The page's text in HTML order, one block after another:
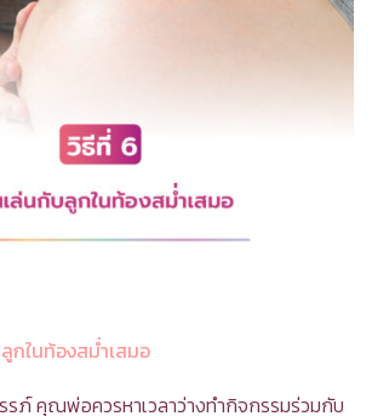
กในท้องสม่ำเสมอ
ภ์ คุณพ่อควรหาเวลาว่างทำกิจกรรมร่วมกับ